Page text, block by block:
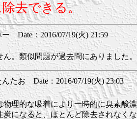
去できる。
Date：2016/07/19(火) 21:59
ん。類似問題が過去問にありました。
たお Date：2016/07/19(火) 23:03
物理的な吸着により一時的に臭素酸
炭になると、ほとんど除去されなく